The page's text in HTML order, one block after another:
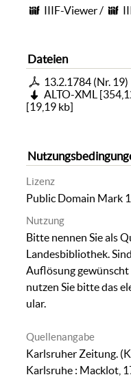
IIIF-Viewer/
Dateien
13.2.1784 (Nr. 19)
ALTO-XML [
[19,19 kb]
Lizenz
Public Domain Mark
Nutzung
Bitte nennen Sie als
Landesbibliothek.
Auflösung
nutzen Sie bitte das
ular.
Quellenangabe
Karlsruher Zeitung.
Karlsruhe : Macklot,